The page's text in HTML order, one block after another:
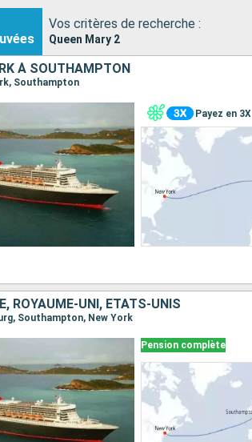
Vos critères de recherche :
Queen Mary 2
À SOUTHAMPTON
Southampton
Payez en 3X
ROYAUME-UNI, ÉTATS-UNIS
Southampton, New York
Pension complète